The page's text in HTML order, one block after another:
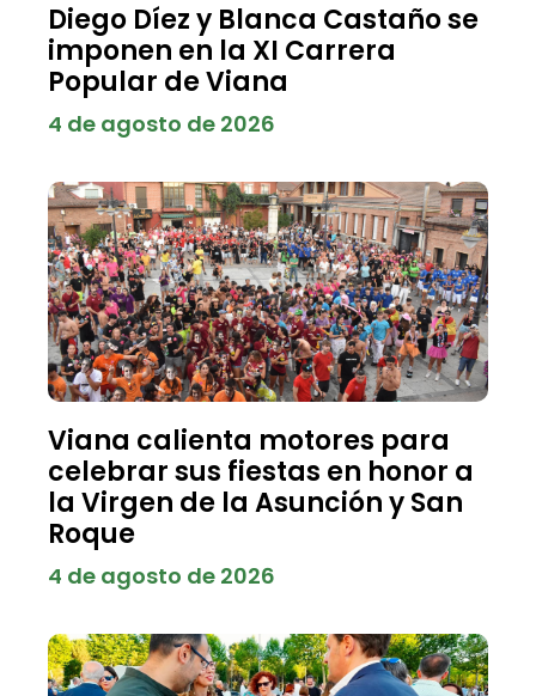
Diego Díez y Blanca Castaño se
imponen en la XI Carrera
Popular de Viana
4 de agosto de 2026
Viana calienta motores para
celebrar sus fiestas en honor a
la Virgen de la Asunción y San
Roque
4 de agosto de 2026